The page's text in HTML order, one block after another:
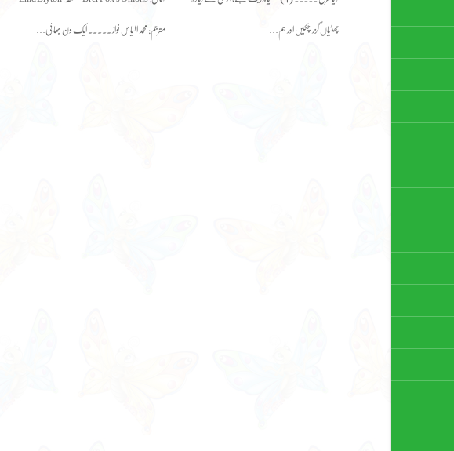
مترجم: محمد الیاس نواز ۔۔۔۔۔ ایک دن بھائی… چھٹیاں گزر چکیں اور ہم…